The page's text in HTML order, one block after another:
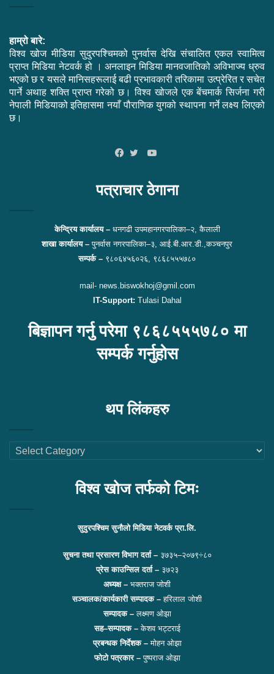
हाम्रो बारे:
विश्व खोज मीडिया सुदुरपश्चिमको पुनर्वास देखि संचालित एकल स्वामित्व
प्राप्त मिडिया नेटवर्क हो । अनलाइन मिडिया मानवजातिको अविभाज्य ध्रुव
भएको छ र यसले मानिसहरूलाई बढी प्रभावकारी तरिकामा उत्प्रेरित र सचेत
पार्ने अथाह शक्ति प्राप्त गरेको छ। विश्व खोजले एक बेंचमार्क सिर्जना गरी
नेपाली मिडियाको इतिहासमा नयाँ पौराणिक युगको स्थापना गर्ने लक्ष्य लिएको
छ।
YouTube
पत्राचार ठेगाना
केन्द्रिय कार्यालय –धनगढी उपमहानगरपालिका–२, कैलाली
शाखा कार्यालय –पुनर्वास नगरपालिका–३, आई.बी.आर.डी.,कञ्चनपुर
सम्पर्क – ९८०६४५६०२६, ९८६८५५५७८०
mail- news.biswokhoj@gmil.com
IT-Support: Tulasi Dahal
बिज्ञापन गर्नु परेमा ९८६८५५५७८० मा
सम्पर्क गर्नुहोस
थप लिंकहरु
थप
लिंकहरु
विश्व खोज तर्फको टिमः
सुदुरपश्चिम सुनौलो मिडिया नेटवर्क प्रा.लि.
सुचना तथा प्रसारण विभाग दर्ता – ३७३५–२०७९÷८०
प्रेस काउन्सिल दर्ता – ३७२३
अध्यक्ष – भक्तराज जोशी
सञ्चालक/कार्यकारी सम्पादक – हरिलाल जोशी
सम्पादक –लक्ष्मण ओझा
सह–सम्पादक –केशव भट्टराई
प्रबन्धक निर्देशक –मोहन ओझा
फोटो पत्रकार –पुष्पराज ओझा